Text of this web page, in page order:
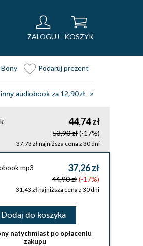
ZALOGUJ KOSZYK
Bony Podaruj prezent
audiobook za 12,90zł
44,74 zł
53,90 zł(-17%)
37,73 zł najniższa cena z 30 dni
mp3 37,26 zł
44,90 zł(-17%)
31,43 zł najniższa cena z 30 dni
Dodaj do koszyka
natychmiast po opłaceniu
zakupu